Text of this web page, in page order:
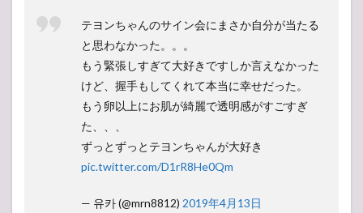
テヨンちゃんのサイン会にまさか自分が当たる
と思わなかった。。。
もう緊張しすぎて大好きですしか言えなかった
けど、握手もしてくれて本当に幸せだった。
もう卵以上にお肌が綺麗で透明感がすごすぎ
た、、、
ずっとずっとテヨンちゃんが大好き
pic.twitter.com/D1rR8He0Qm
— 유카 (@mrn8812) 2019年4月13日